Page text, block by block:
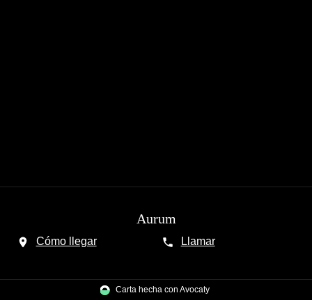
Aurum
Cómo llegar Llamar
Carta hecha con Avocaty